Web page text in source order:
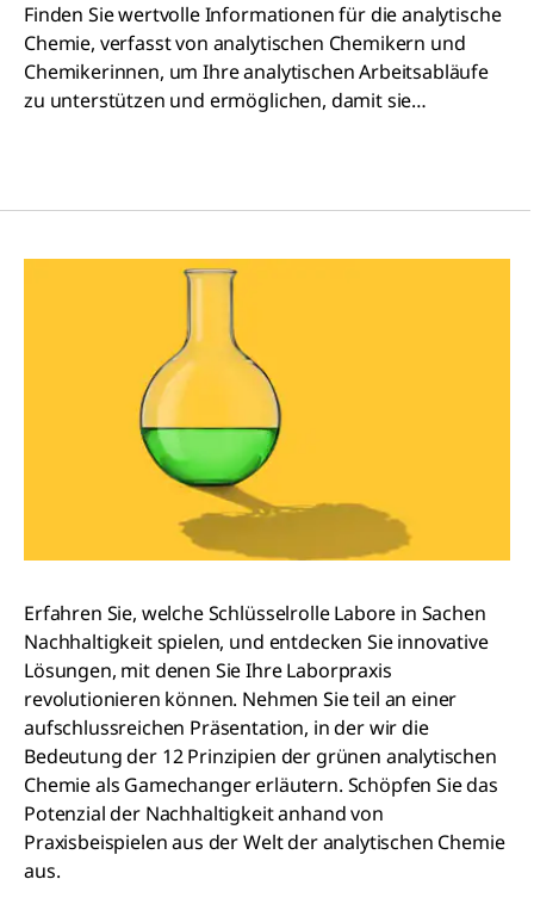
Finden Sie wertvolle Informationen für die analytische
Chemie, verfasst von analytischen Chemikern und
Chemikerinnen, um Ihre analytischen Arbeitsabläufe
zu unterstützen und ermöglichen, damit sie
Erfahren Sie, welche Schlüsselrolle Labore in Sachen
Nachhaltigkeit spielen, und entdecken Sie innovative
Lösungen, mit denen Sie Ihre Laborpraxis
revolutionieren können. Nehmen Sie teil an einer
aufschlussreichen Präsentation, in der wir die
Bedeutung der 12 Prinzipien der grünen analytischen
Chemie als Gamechanger erläutern. Schöpfen Sie das
Potenzial der Nachhaltigkeit anhand von
Praxisbeispielen aus der Welt der analytischen Chemie
aus.